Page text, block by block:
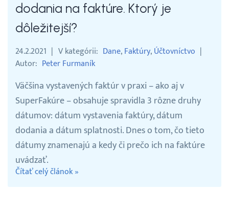
dodania na faktúre. Ktorý je
dôležitejší?
24.2.2021 V kategórii Dane Faktúry Účtovníctvo
Autor Peter Furmaník
Väčšina vystavených faktúr v praxi – ako aj v
SuperFakúre – obsahuje spravidla 3 rôzne druhy
dátumov: dátum vystavenia faktúry, dátum
dodania a dátum splatnosti. Dnes o tom, čo tieto
dátumy znamenajú a kedy či prečo ich na faktúre
uvádzať.
Čítať celý článok »